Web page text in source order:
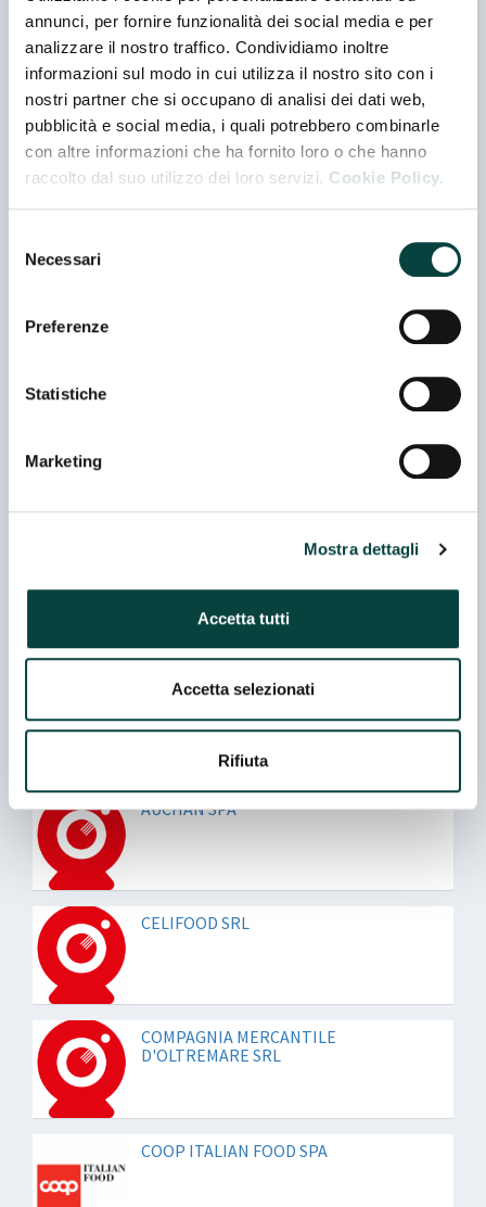
annunci, per fornire funzionalità dei social media e per
analizzare il nostro traffico. Condividiamo inoltre
informazioni sul modo in cui utilizza il nostro sito con i
nostri partner che si occupano di analisi dei dati web,
pubblicità e social media, i quali potrebbero combinarle
con altre informazioni che ha fornito loro o che hanno
raccolto dal suo utilizzo dei loro servizi. Cookie Policy.
delNecessari
Preferenze
Statistiche
Marketing
Mostra dettagli
Accetta tutti
Accetta selezionati
Rifiuta
GRISSIN BON SPA
IRON SRL
ADA FOOD SRL
AUCHAN SPA
CELIFOOD SRL
COMPAGNIA MERCANTILE
D'OLTREMARE SRL
COOP ITALIAN FOOD SPA